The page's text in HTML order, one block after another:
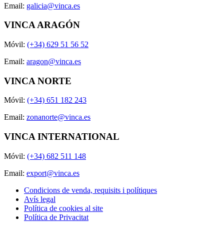
Email: galicia@vinca.es
VINCA ARAGÓN
Móvil: (+34) 629 51 56 52
Email: aragon@vinca.es
VINCA NORTE
Móvil: (+34) 651 182 243
Email: zonanorte@vinca.es
VINCA INTERNATIONAL
Móvil: (+34) 682 511 148
Email: export@vinca.es
Condicions de venda, requisits i polítiques
Avís legal
Política de cookies al site
Política de Privacitat